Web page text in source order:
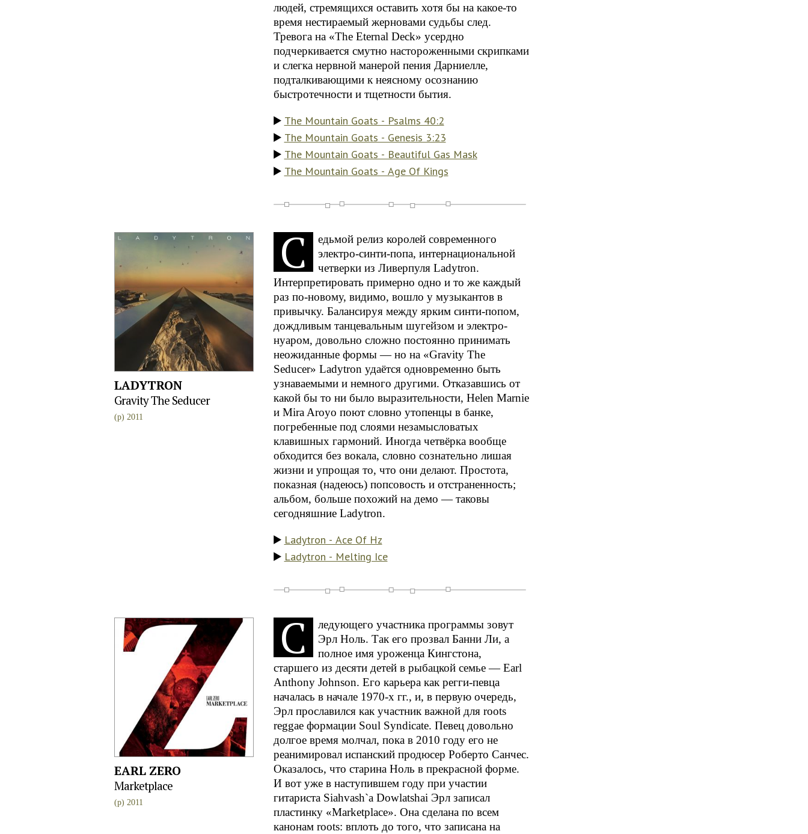
людей, стремящихся оставить хотя бы на какое-то
время нестираемый жерновами судьбы след.
Тревога на «The Eternal Deck» усердно
подчеркивается смутно настороженными скрипками
и слегка нервной манерой пения Дарниелле,
подталкивающими к неясному осознанию
быстротечности и тщетности бытия.
The Mountain Goats - Psalms 40:2
The Mountain Goats - Genesis 3:23
The Mountain Goats - Beautiful Gas Mask
The Mountain Goats - Age Of Kings
LADYTRON
Gravity The Seducer
(p) 2011
С
едьмой релиз королей современного
электро-синти-попа, интернациональной
четверки из Ливерпуля Ladytron.
Интерпретировать примерно одно и то же каждый
раз по-новому, видимо, вошло у музыкантов в
привычку. Балансируя между ярким синти-попом,
дождливым танцевальным шугейзом и электро-
нуаром, довольно сложно постоянно принимать
неожиданные формы — но на «Gravity The
Seducer» Ladytron удаётся одновременно быть
узнаваемыми и немного другими. Отказавшись от
какой бы то ни было выразительности, Helen Marnie
и Mira Aroyo поют словно утопенцы в банке,
погребенные под слоями незамысловатых
клавишных гармоний. Иногда четвёрка вообще
обходится без вокала, словно сознательно лишая
жизни и упрощая то, что они делают. Простота,
показная (надеюсь) попсовость и отстраненность;
альбом, больше похожий на демо — таковы
сегодняшние Ladytron.
Ladytron - Ace Of Hz
Ladytron - Melting Ice
EARL ZERO
Marketplace
(p) 2011
С
ледующего участника программы зовут
Эрл Ноль. Так его прозвал Банни Ли, а
полное имя уроженца Кингстона,
старшего из десяти детей в рыбацкой семье — Earl
Anthony Johnson. Его карьера как регги-певца
началась в начале 1970-х гг., и, в первую очередь,
Эрл прославился как участник важной для roots
reggae формации Soul Syndicate. Певец довольно
долгое время молчал, пока в 2010 году его не
реанимировал испанский продюсер Роберто Санчес.
Оказалось, что старина Ноль в прекрасной форме.
И вот уже в наступившем году при участии
гитариста Siahvash`a Dowlatshai Эрл записал
пластинку «Marketplace». Она сделана по всем
канонам roots: вплоть до того, что записана на